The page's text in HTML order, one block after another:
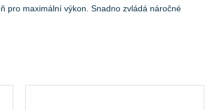
pro maximální výkon. Snadno zvládá náročné